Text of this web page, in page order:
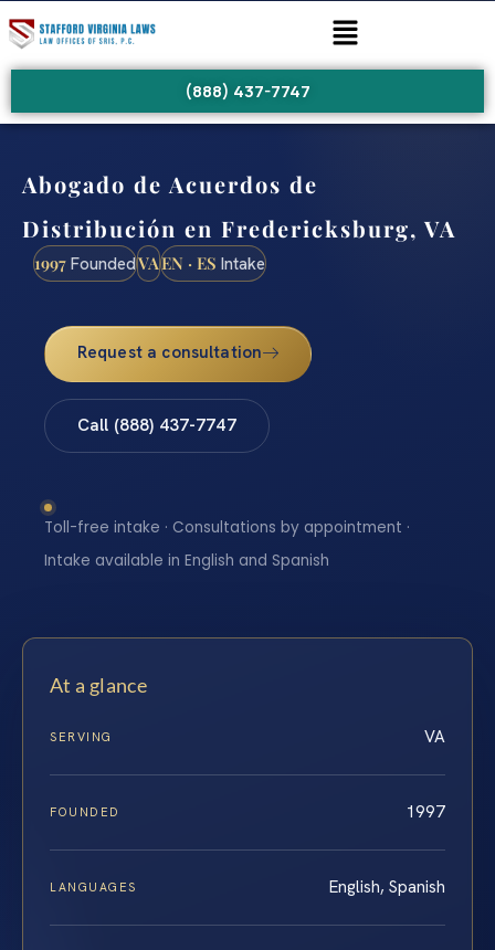
(888) 437-7747
Abogado de Acuerdos de
Distribución en Fredericksburg, VA
1997 FoundedVAEN · ES Intake
Request a consultation
Call (888) 437-7747
Toll-free intake · Consultations by appointment ·
Intake available in English and Spanish
At a glance
SERVING VA
FOUNDED 1997
LANGUAGES English, Spanish